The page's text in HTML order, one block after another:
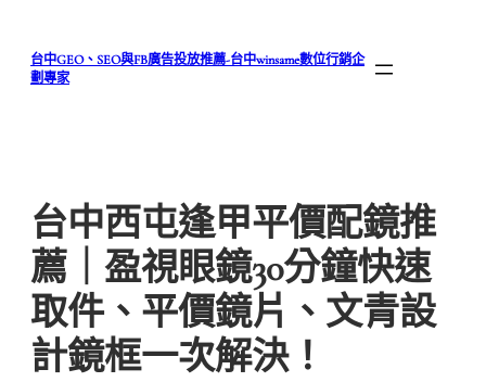
台中GEO、SEO與FB廣告投放推薦-台中winsame數位行銷企
劃專家
台中西屯逢甲平價配鏡推
薦｜盈視眼鏡30分鐘快速
取件、平價鏡片、文青設
計鏡框一次解決！